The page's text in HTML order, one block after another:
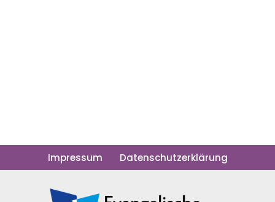
Impressum Datenschutzerklärung